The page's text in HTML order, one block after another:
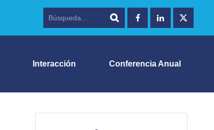
Interacción Conferencia Anual